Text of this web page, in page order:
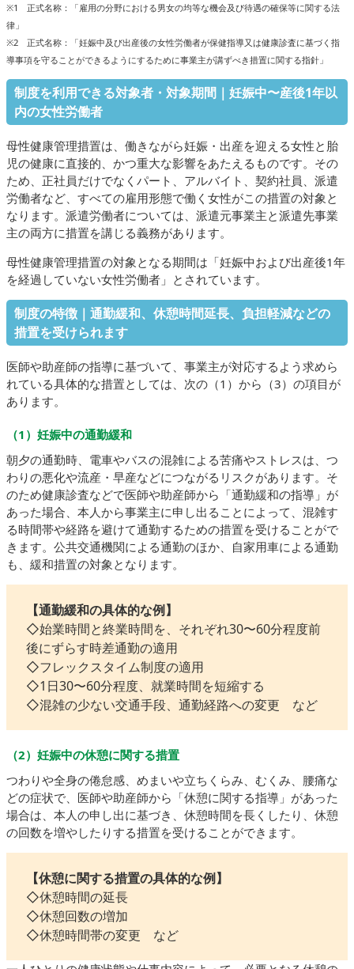
※1 正式名称：「雇用の分野における男女の均等な機会及び待遇の確保等に関する法
律」
※2 正式名称：「妊娠中及び出産後の女性労働者が保健指導又は健康診査に基づく指
導事項を守ることができるようにするために事業主が講ずべき措置に関する指針」
制度を利用できる対象者・対象期間｜妊娠中〜産後1年以
内の女性労働者
母性健康管理措置は、働きながら妊娠・出産を迎える女性と胎
児の健康に直接的、かつ重大な影響をあたえるものです。その
ため、正社員だけでなくパート、アルバイト、契約社員、派遣
労働者など、すべての雇用形態で働く女性がこの措置の対象と
なります。派遣労働者については、派遣元事業主と派遣先事業
主の両方に措置を講じる義務があります。
母性健康管理措置の対象となる期間は「妊娠中および出産後1年
を経過していない女性労働者」とされています。
制度の特徴｜通勤緩和、休憩時間延長、負担軽減などの
措置を受けられます
医師や助産師の指導に基づいて、事業主が対応するよう求めら
れている具体的な措置としては、次の（1）から（3）の項目が
あります。
（1）妊娠中の通勤緩和
朝夕の通勤時、電車やバスの混雑による苦痛やストレスは、つ
わりの悪化や流産・早産などにつながるリスクがあります。そ
のため健康診査などで医師や助産師から「通勤緩和の指導」が
あった場合、本人から事業主に申し出ることによって、混雑す
る時間帯や経路を避けて通勤するための措置を受けることがで
きます。公共交通機関による通勤のほか、自家用車による通勤
も、緩和措置の対象となります。
【通勤緩和の具体的な例】
◇始業時間と終業時間を、それぞれ30〜60分程度前
後にずらす時差通勤の適用
◇フレックスタイム制度の適用
◇1日30〜60分程度、就業時間を短縮する
◇混雑の少ない交通手段、通勤経路への変更 など
（2）妊娠中の休憩に関する措置
つわりや全身の倦怠感、めまいや立ちくらみ、むくみ、腰痛な
どの症状で、医師や助産師から「休憩に関する指導」があった
場合は、本人の申し出に基づき、休憩時間を長くしたり、休憩
の回数を増やしたりする措置を受けることができます。
【休憩に関する措置の具体的な例】
◇休憩時間の延長
◇休憩回数の増加
◇休憩時間帯の変更 など